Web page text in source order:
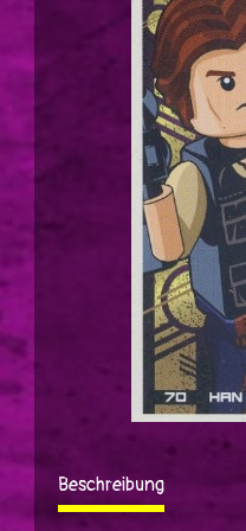
Beschreibung